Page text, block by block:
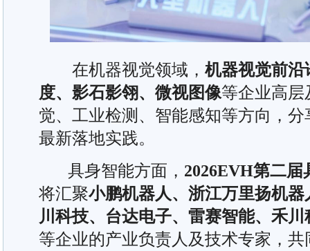
在机器视觉领域， 机器视觉前沿
度、影石影翎、微视图像等企业高层
觉、工业检测、智能感知等方向，
最新落地实践。
具身智能方面， 2026EVH第二
将汇聚小鹏机器人、浙江万里扬机
川科技、台达电子、雷赛智能、禾
等企业的产业负责人及技术专家，